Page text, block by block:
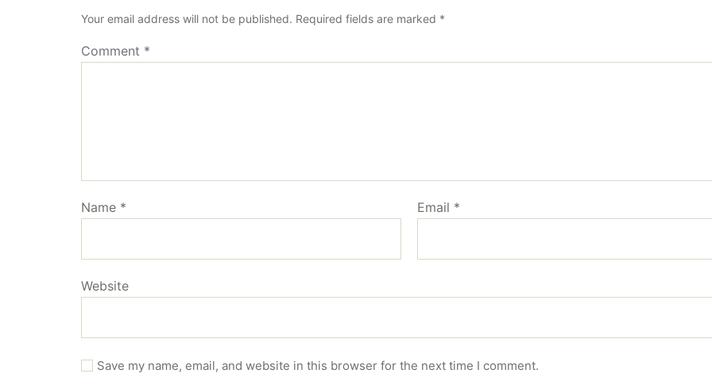
Your email address will not be published. Required fields are marked *
Comment *
Name * Email *
Website
Save my name, email, and website in this browser for the next time I comment.